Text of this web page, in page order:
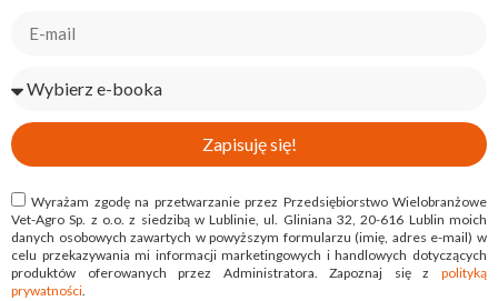
Wyrażam zgodę na przetwarzanie przez Przedsiębiorstwo Wielobranżowe
Vet-Agro Sp. z o.o. z siedzibą w Lublinie, ul. Gliniana 32, 20-616 Lublin moich
danych osobowych zawartych w powyższym formularzu (imię, adres e-mail) w
celu przekazywania mi informacji marketingowych i handlowych dotyczących
produktów oferowanych przez Administratora. Zapoznaj się z polityką
prywatności.
Zapisuję się!